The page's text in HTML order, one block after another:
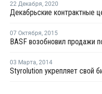
22 Декабря, 2020
07 Октября, 2015
BASF возобновил продажи
03 Марта, 2014